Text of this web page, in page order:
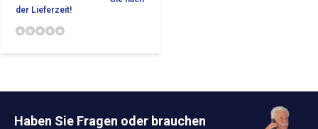
der Lieferzeit!
Haben Sie Fragen oder brauchen